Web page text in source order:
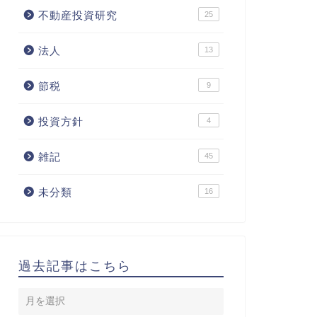
不動産投資研究 25
法人 13
節税 9
投資方針 4
雑記 45
未分類 16
過去記事はこちら